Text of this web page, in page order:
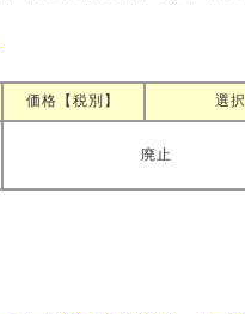
価格【税別】 選択
廃止